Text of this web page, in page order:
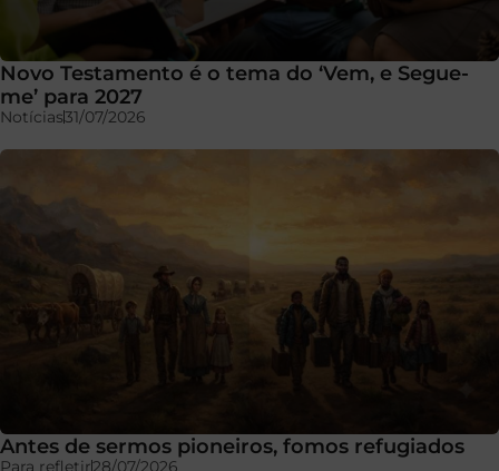
Novo Testamento é o tema do ‘Vem, e Segue-
me’ para 2027
Notícias31/07/2026
Antes de sermos pioneiros, fomos refugiados
Para refletir28/07/2026